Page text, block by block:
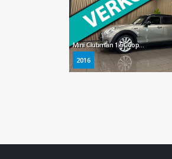
Mini Clubman 1.5 Cooper Chili Serious Business * Panoramadak / LED / Navigatie / Camera / NL Auto *
2016